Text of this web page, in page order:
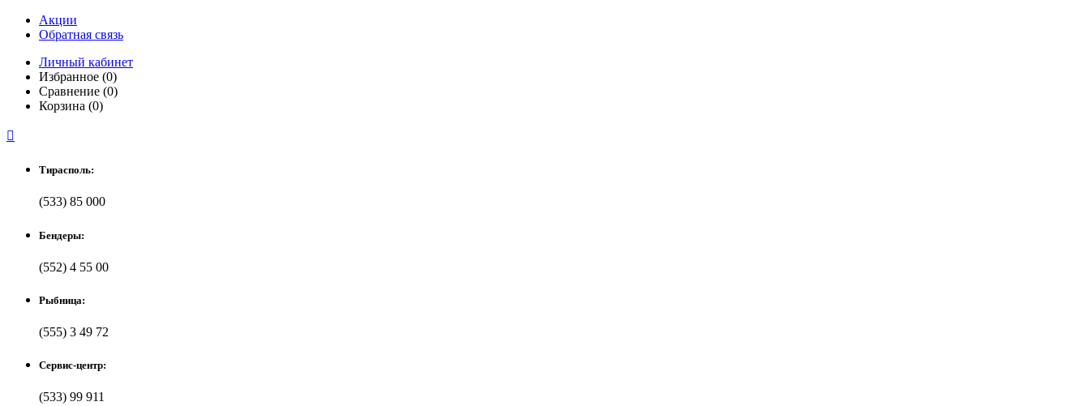
Акции
Обратная связь
Личный кабинет
Избранное (0)
Сравнение (0)
Корзина (0)

Тирасполь:
(533) 85 000
Бендеры:
(552) 4 55 00
Рыбница:
(555) 3 49 72
Сервис-центр:
(533) 99 911